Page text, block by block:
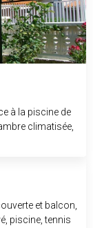
à la piscine de
climatisée,
et balcon,
piscine, tennis